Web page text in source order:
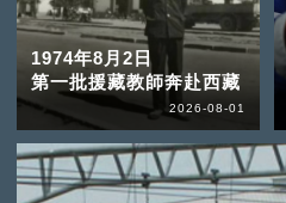
1974年8月2日
第一批援藏教師奔赴西藏
2026-08-01